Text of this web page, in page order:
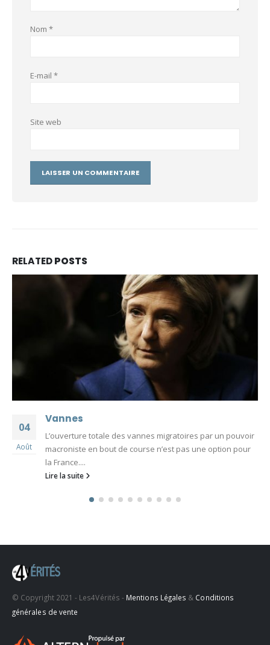
Nom *
E-mail *
Site web
RELATEDPOSTS
04
Août
Vannes
L’ouverture totale des vannes migratoires par un pouvoir
macroniste en bout de course n’est pas une option pour
la France....
Lire la suite
© Copyright 2021 - Les4Vérités - Mentions Légales & Conditions
générales de vente